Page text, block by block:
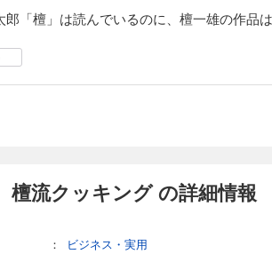
郎「檀」は読んでいるのに、檀一雄の作品
流クッキング の詳細情報
：
ビジネス・実用